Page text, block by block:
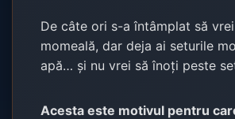
De câte ori s-a întâmplat să
momeală, dar deja ai seturile
apă… și nu vrei să înoți peste
Acesta este motivul pentru